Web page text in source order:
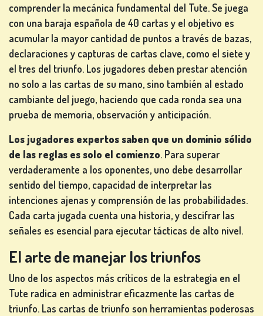
JUEGOS
DE
MESA
OTROS
JUEGOS
JUEGOS
DE
PÓKER
comprender la mecánica fundamental del Tute. Se juega
con una baraja española de 40 cartas y el objetivo es
acumular la mayor cantidad de puntos a través de bazas,
declaraciones y capturas de cartas clave, como el siete y
el tres del triunfo. Los jugadores deben prestar atención
no solo a las cartas de su mano, sino también al estado
cambiante del juego, haciendo que cada ronda sea una
prueba de memoria, observación y anticipación.
Los jugadores expertos saben que un dominio sólido
de las reglas es solo el comienzo. Para superar
verdaderamente a los oponentes, uno debe desarrollar
sentido del tiempo, capacidad de interpretar las
intenciones ajenas y comprensión de las probabilidades.
Cada carta jugada cuenta una historia, y descifrar las
señales es esencial para ejecutar tácticas de alto nivel.
El arte de manejar los triunfos
Uno de los aspectos más críticos de la estrategia en el
Tute radica en administrar eficazmente las cartas de
triunfo. Las cartas de triunfo son herramientas poderosas